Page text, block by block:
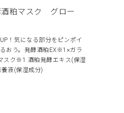
酒粕マスク グロー
！気になる部分をピンポイ
おう。発酵酒粕EX※1×ガラ
スク※1 酒粕発酵エキス(保湿
液(保湿成分)